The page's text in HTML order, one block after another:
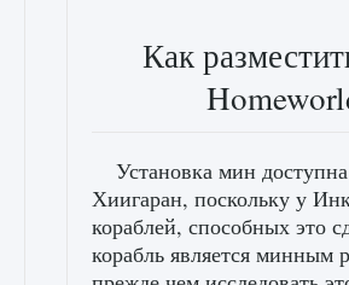
Как
Установка мин
Хиигаран, поскольку у
кораблей, способных это
корабль является минным